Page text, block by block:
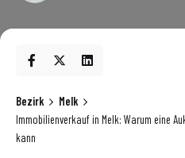
Bezirk
Melk
Immobilienverkauf in Melk: Warum eine
kann